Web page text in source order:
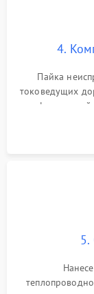
4.
Пайка
токоведущих
BIOS